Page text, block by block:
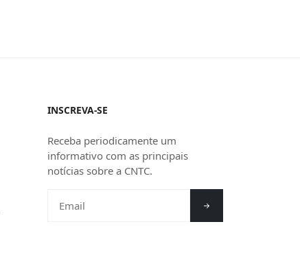
INSCREVA-SE
Receba periodicamente um
informativo com as principais
notícias sobre a CNTC.